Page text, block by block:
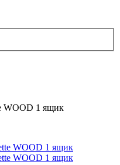
WOOD 1 ящик